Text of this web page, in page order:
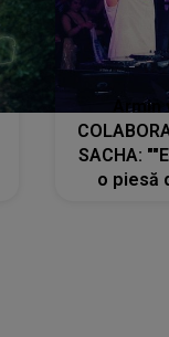
SACHA:
o piesă